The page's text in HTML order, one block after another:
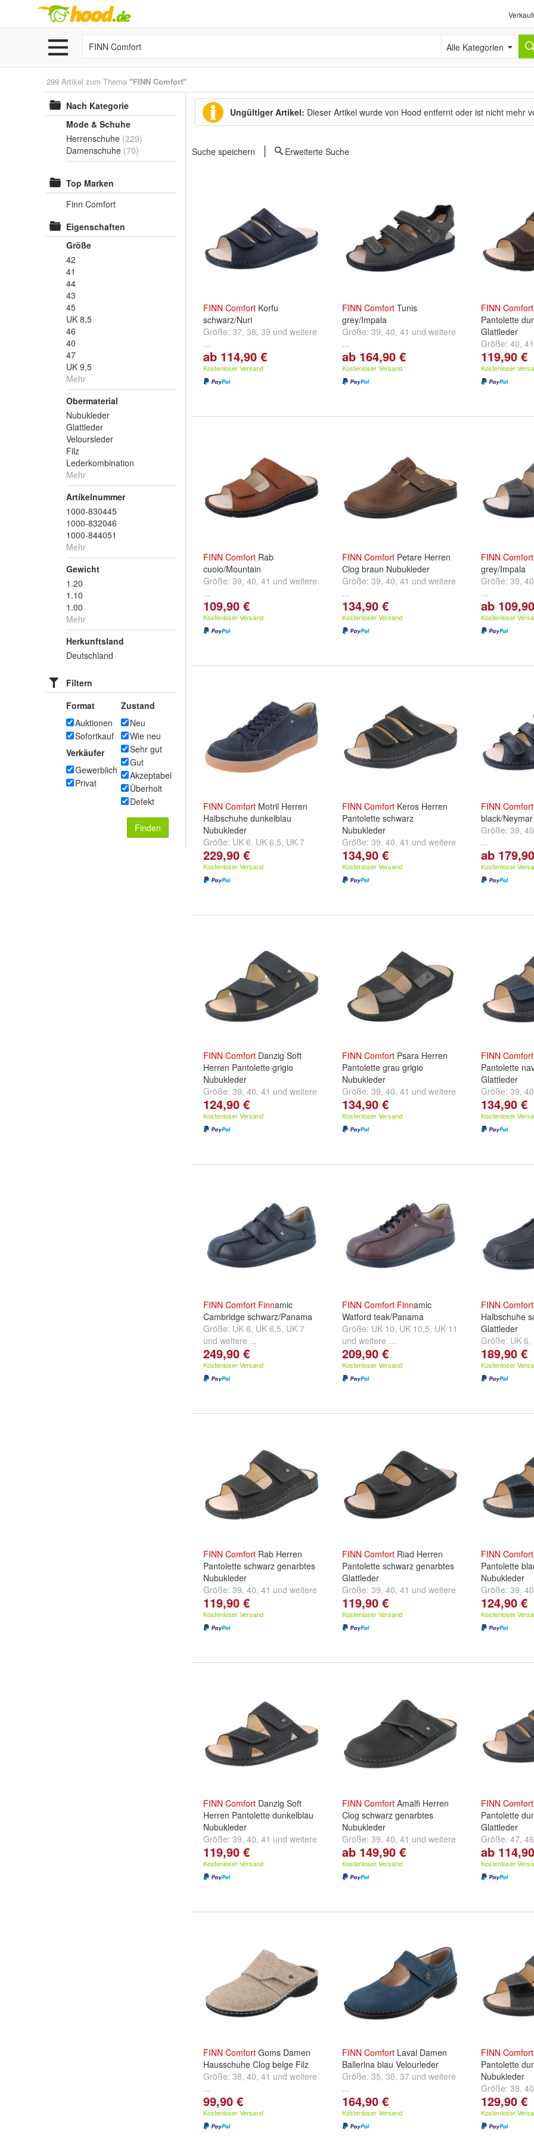
Alle Kategorien
299 Artikel zum Thema "FINN Comfort"
Nach Kategorie
Mode & Schuhe
Herrenschuhe (229)
Damenschuhe (70)
Top Marken
Finn Comfort
Eigenschaften
Größe
42
41
44
43
45
UK 8,5
46
40
47
UK 9,5
Mehr
Obermaterial
Nubukleder
Glattleder
Veloursleder
Filz
Lederkombination
Mehr
Artikelnummer
1000-830445
1000-832046
1000-844051
Mehr
Gewicht
1.20
1.10
1.00
Mehr
Herkunftsland
Deutschland
Filtern
Format
Auktionen
Sofortkauf
Verkäufer
Gewerblich
Privat
Zustand
Neu
Wie neu
Sehr gut
Gut
Akzeptabel
Überholt
Defekt
Finden
Ungültiger Artikel: Dieser Artikel wurde von Hood entfernt oder ist nicht mehr
Suche speichern Erweiterte Suche
FINN Comfort Korfu
schwarz/Nuri
Größe: 37, 38, 39 und weitere
...
ab 114,90 €
Kostenloser Versand
FINN Comfort Tunis
grey/Impala
Größe: 39, 40, 41 und weitere
...
ab 164,90 €
Kostenloser Versand
FINN Comfort
Pantolette
Glattleder
Größe: 40, 41
...
119,90 €
Kostenloser
FINN Comfort Rab
cuoio/Mountain
Größe: 39, 40, 41 und weitere
...
109,90 €
Kostenloser Versand
FINN Comfort Petare Herren
Clog braun Nubukleder
Größe: 39, 40, 41 und weitere
...
134,90 €
Kostenloser Versand
FINN Comfort
grey/Impala
Größe: 39, 40
...
ab
Kostenloser
FINN Comfort Motril Herren
Halbschuhe dunkelblau
Nubukleder
Größe: UK 6, UK 6,5, UK 7
undweitere ...
229,90 €
Kostenloser Versand
FINN Comfort Keros Herren
Pantolette schwarz
Nubukleder
Größe: 39, 40, 41 und weitere
...
134,90 €
Kostenloser Versand
FINN Comfort
black/Neymar
Größe: 39, 40
...
ab
Kostenloser
FINN Comfort Danzig Soft
Herren Pantolette grigio
Nubukleder
Größe: 39, 40, 41 und weitere
...
124,90 €
Kostenloser Versand
FINN Comfort Psara Herren
Pantolette grau grigio
Nubukleder
Größe: 39, 40, 41 und weitere
...
134,90 €
Kostenloser Versand
FINN Comfort
Pantolette
Glattleder
Größe: 39, 40
...
134,90 €
Kostenloser
FINN Comfort Finnamic
Cambridge schwarz/Panama
Größe: UK 6, UK 6,5, UK 7
und weitere ...
249,90 €
Kostenloser Versand
FINN Comfort Finnamic
Watford teak/Panama
Größe: UK 10, UK 10,5, UK 11
und weitere ...
209,90 €
Kostenloser Versand
FINN Comfort
Halbschuhe
Glattleder
Größe: UK 6,
undweitere ...
189,90 €
Kostenloser
FINN Comfort Rab Herren
Pantolette schwarz genarbtes
Nubukleder
Größe: 39, 40, 41 und weitere
...
119,90 €
Kostenloser Versand
FINN Comfort Riad Herren
Pantolette schwarz genarbtes
Glattleder
Größe: 39, 40, 41 und weitere
...
119,90 €
Kostenloser Versand
FINN Comfort
Pantolette
Nubukleder
Größe: 39, 40
...
124,90 €
Kostenloser
FINN Comfort Danzig Soft
Herren Pantolette dunkelblau
Nubukleder
Größe: 39, 40, 41 und weitere
...
119,90 €
Kostenloser Versand
FINN Comfort Amalfi Herren
Clog schwarz genarbtes
Nubukleder
Größe: 39, 40, 41 und weitere
...
ab 149,90 €
Kostenloser Versand
FINN Comfort
Pantolette
Glattleder
Größe: 47, 46
...
ab
Kostenloser
FINN Comfort Goms Damen
Hausschuhe Clog beige Filz
Größe: 38, 40, 41 und weitere
...
99,90 €
Kostenloser Versand
FINN Comfort Laval Damen
Ballerina blau Velourleder
Größe: 35, 36, 37 und weitere
...
164,90 €
Kostenloser Versand
FINN Comfort
Pantolette
Nubukleder
Größe: 39, 40
...
129,90 €
Kostenloser